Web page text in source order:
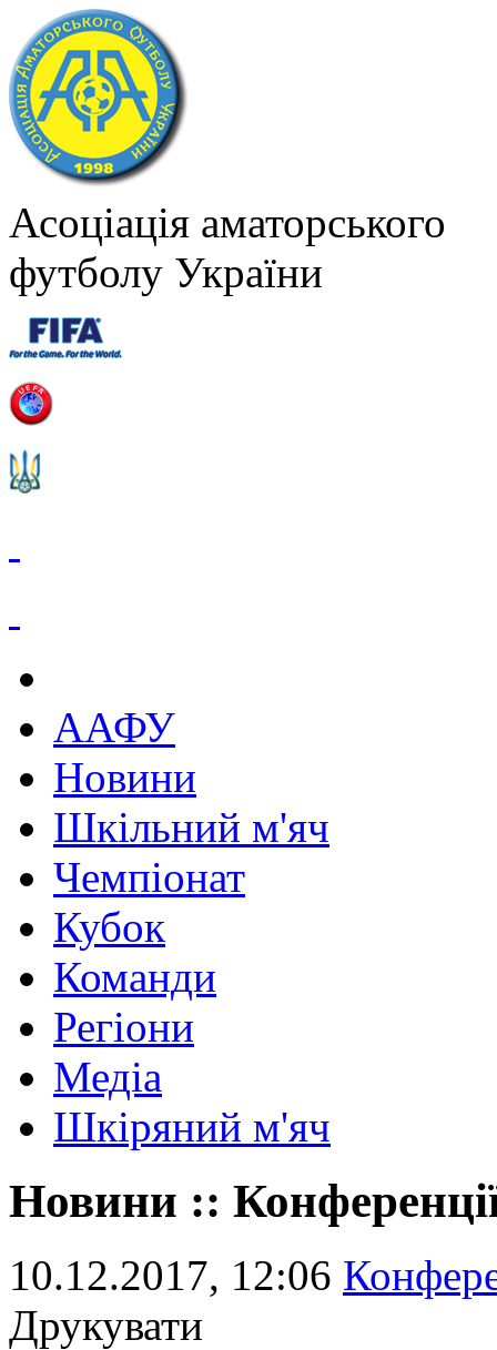
Асоціація аматорського
футболу України
ААФУ
Новини
Шкільний м'яч
Чемпіонат
Кубок
Команди
Регіони
Медіа
Шкіряний м'яч
Новини ::
10.12.2017, 12:06
Друкувати